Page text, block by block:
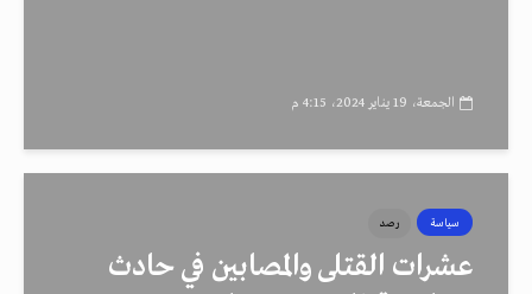
الجمعة، 19 يناير 2024، 4:15 م
سياسة رصد
عشرات القتلى والمصابين في حادث